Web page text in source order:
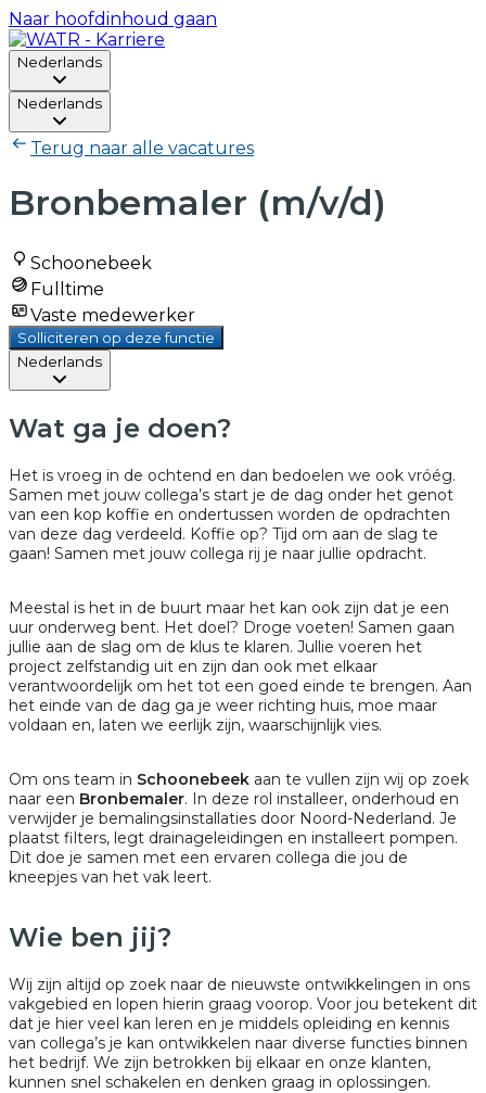
Naar hoofdinhoud gaan
Nederlands
Nederlands
Terug naar alle vacatures
Bronbemaler (m/v/d)
Schoonebeek
Fulltime
Vaste medewerker
Solliciteren op deze functie
Nederlands
Wat ga je doen?
Het is vroeg in de ochtend en dan bedoelen we ook vróég.
Samen met jouw collega’s start je de dag onder het genot
van een kop koffie en ondertussen worden de opdrachten
van deze dag verdeeld. Koffie op? Tijd om aan de slag te
gaan! Samen met jouw collega rij je naar jullie opdracht.
Meestal is het in de buurt maar het kan ook zijn dat je een
uur onderweg bent. Het doel? Droge voeten! Samen gaan
jullie aan de slag om de klus te klaren. Jullie voeren het
project zelfstandig uit en zijn dan ook met elkaar
verantwoordelijk om het tot een goed einde te brengen. Aan
het einde van de dag ga je weer richting huis, moe maar
voldaan en, laten we eerlijk zijn, waarschijnlijk vies.
Om ons team in Schoonebeek aan te vullen zijn wij op zoek
naar een Bronbemaler. In deze rol installeer, onderhoud en
verwijder je bemalingsinstallaties door Noord-Nederland. Je
plaatst filters, legt drainageleidingen en installeert pompen.
Dit doe je samen met een ervaren collega die jou de
kneepjes van het vak leert.
Wie ben jij?
Wij zijn altijd op zoek naar de nieuwste ontwikkelingen in ons
vakgebied en lopen hierin graag voorop. Voor jou betekent dit
dat je hier veel kan leren en je middels opleiding en kennis
van collega’s je kan ontwikkelen naar diverse functies binnen
het bedrijf. We zijn betrokken bij elkaar en onze klanten,
kunnen snel schakelen en denken graag in oplossingen.